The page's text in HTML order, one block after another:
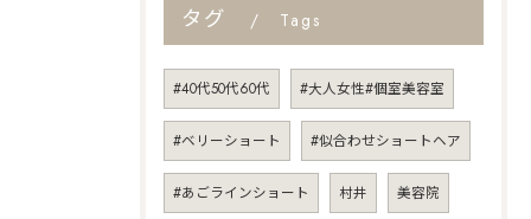
タグ Tags
#40代50代60代 #大人女性#個室美容室
#ベリーショート #似合わせショートヘア
#あごラインショート 村井 美容院